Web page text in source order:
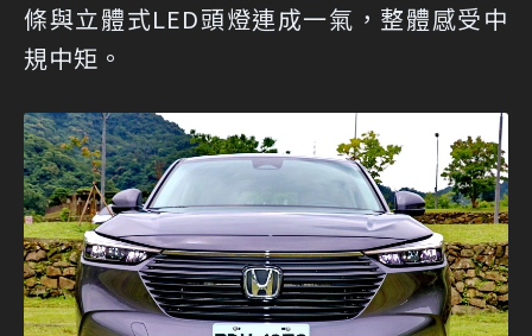
條與立體式LED頭燈連成一氣，整體感受中
規中矩。